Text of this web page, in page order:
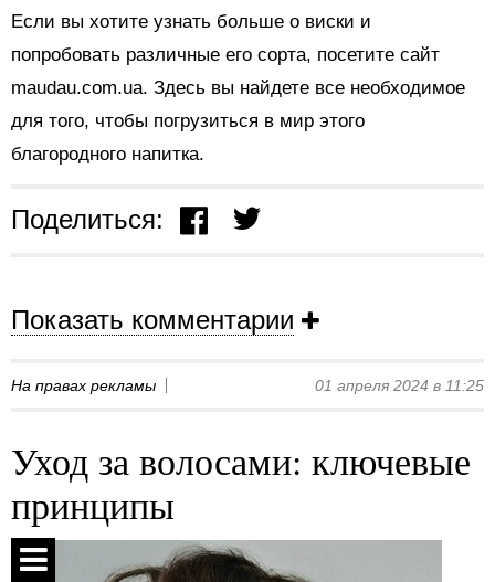
Если вы хотите узнать больше о виски и
попробовать различные его сорта, посетите сайт
maudau.com.ua. Здесь вы найдете все необходимое
для того, чтобы погрузиться в мир этого
благородного напитка.
Поделиться:
Показать комментарии
На правах рекламы 01 апреля 2024 в 11:25
Уход за волосами: ключевые
принципы